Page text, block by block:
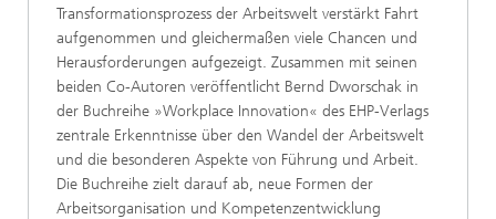
Transformationsprozess der Arbeitswelt verstärkt Fahrt
aufgenommen und gleichermaßen viele Chancen und
Herausforderungen aufgezeigt. Zusammen mit seinen
beiden Co-Autoren veröffentlicht Bernd Dworschak in
der Buchreihe »Workplace Innovation« des EHP-Verlags
zentrale Erkenntnisse über den Wandel der Arbeitswelt
und die besonderen Aspekte von Führung und Arbeit.
Die Buchreihe zielt darauf ab, neue Formen der
Arbeitsorganisation und Kompetenzentwicklung